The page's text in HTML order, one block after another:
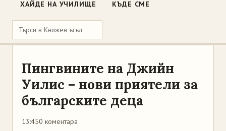
ХАЙДЕ НА УЧИЛИЩЕ КЪДЕ СМЕ
Пингвините на Джийн
Уилис – нови приятели за
българските деца
13:450 коментара